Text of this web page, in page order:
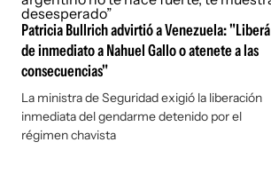
Patricia Bullrich advirtió a Venezuela: "Liberá
de inmediato a Nahuel Gallo o atenete a las
consecuencias"
La ministra de Seguridad exigió la liberación
inmediata del gendarme detenido por el
régimen chavista